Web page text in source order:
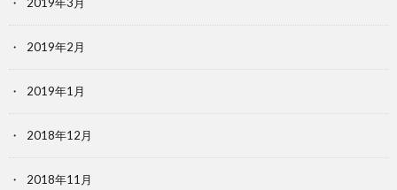
2019年3月
2019年2月
2019年1月
2018年12月
2018年11月